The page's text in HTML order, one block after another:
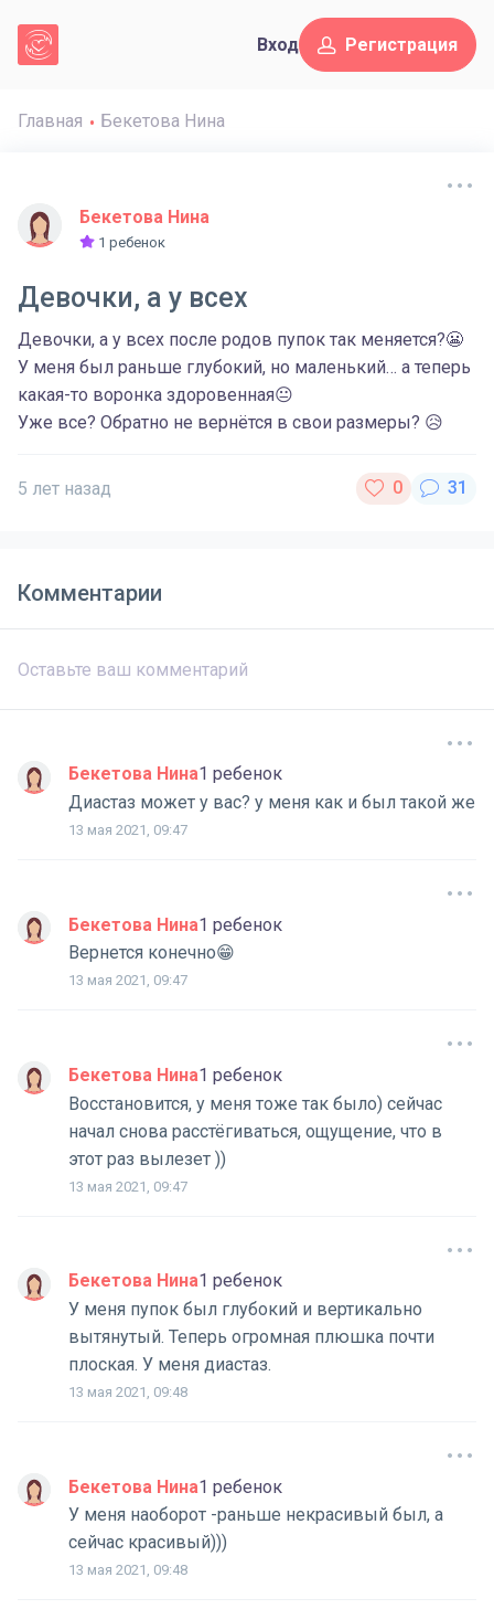
Вход Регистрация
Главная Бекетова Нина
Бекетова Нина
1 ребенок
Девочки, а у всех
Девочки, а у всех после родов пупок так меняется?😬
У меня был раньше глубокий, но маленький… а теперь
какая-то воронка здоровенная😐
Уже все? Обратно не вернётся в свои размеры? 😥
5 лет назад
Комментарии
Бекетова Нина1 ребенок
Диастаз может у вас? у меня как и был такой же
13 мая 2021, 09:47
Бекетова Нина1 ребенок
Вернется конечно😁
13 мая 2021, 09:47
Бекетова Нина1 ребенок
Восстановится, у меня тоже так было) сейчас
начал снова расстёгиваться, ощущение, что в
этот раз вылезет ))
13 мая 2021, 09:47
Бекетова Нина1 ребенок
У меня пупок был глубокий и вертикально
вытянутый. Теперь огромная плюшка почти
плоская. У меня диастаз.
13 мая 2021, 09:48
Бекетова Нина1 ребенок
У меня наоборот -раньше некрасивый был, а
сейчас красивый)))
13 мая 2021, 09:48